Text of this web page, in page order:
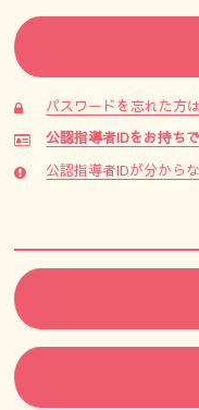
パスワードを忘れた方
公認指導者IDをお持ち
公認指導者IDが分から